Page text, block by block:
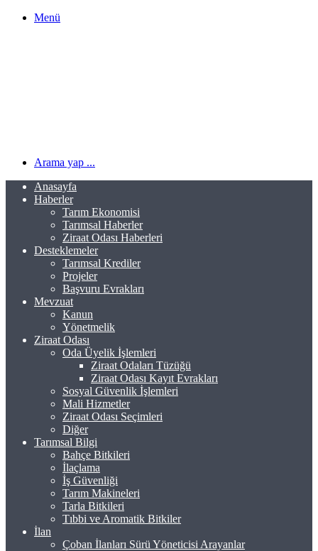
Menü
Arama yap ...
Anasayfa
Haberler
Tarım Ekonomisi
Tarımsal Haberler
Ziraat Odası Haberleri
Desteklemeler
Tarımsal Krediler
Projeler
Başvuru Evrakları
Mevzuat
Kanun
Yönetmelik
Ziraat Odası
Oda Üyelik İşlemleri
Ziraat Odaları Tüzüğü
Ziraat Odası Kayıt Evrakları
Sosyal Güvenlik İşlemleri
Mali Hizmetler
Ziraat Odası Seçimleri
Diğer
Tarımsal Bilgi
Bahçe Bitkileri
İlaçlama
İş Güvenliği
Tarım Makineleri
Tarla Bitkileri
Tıbbi ve Aromatik Bitkiler
İlan
Çoban İlanları Sürü Yöneticisi Arayanlar